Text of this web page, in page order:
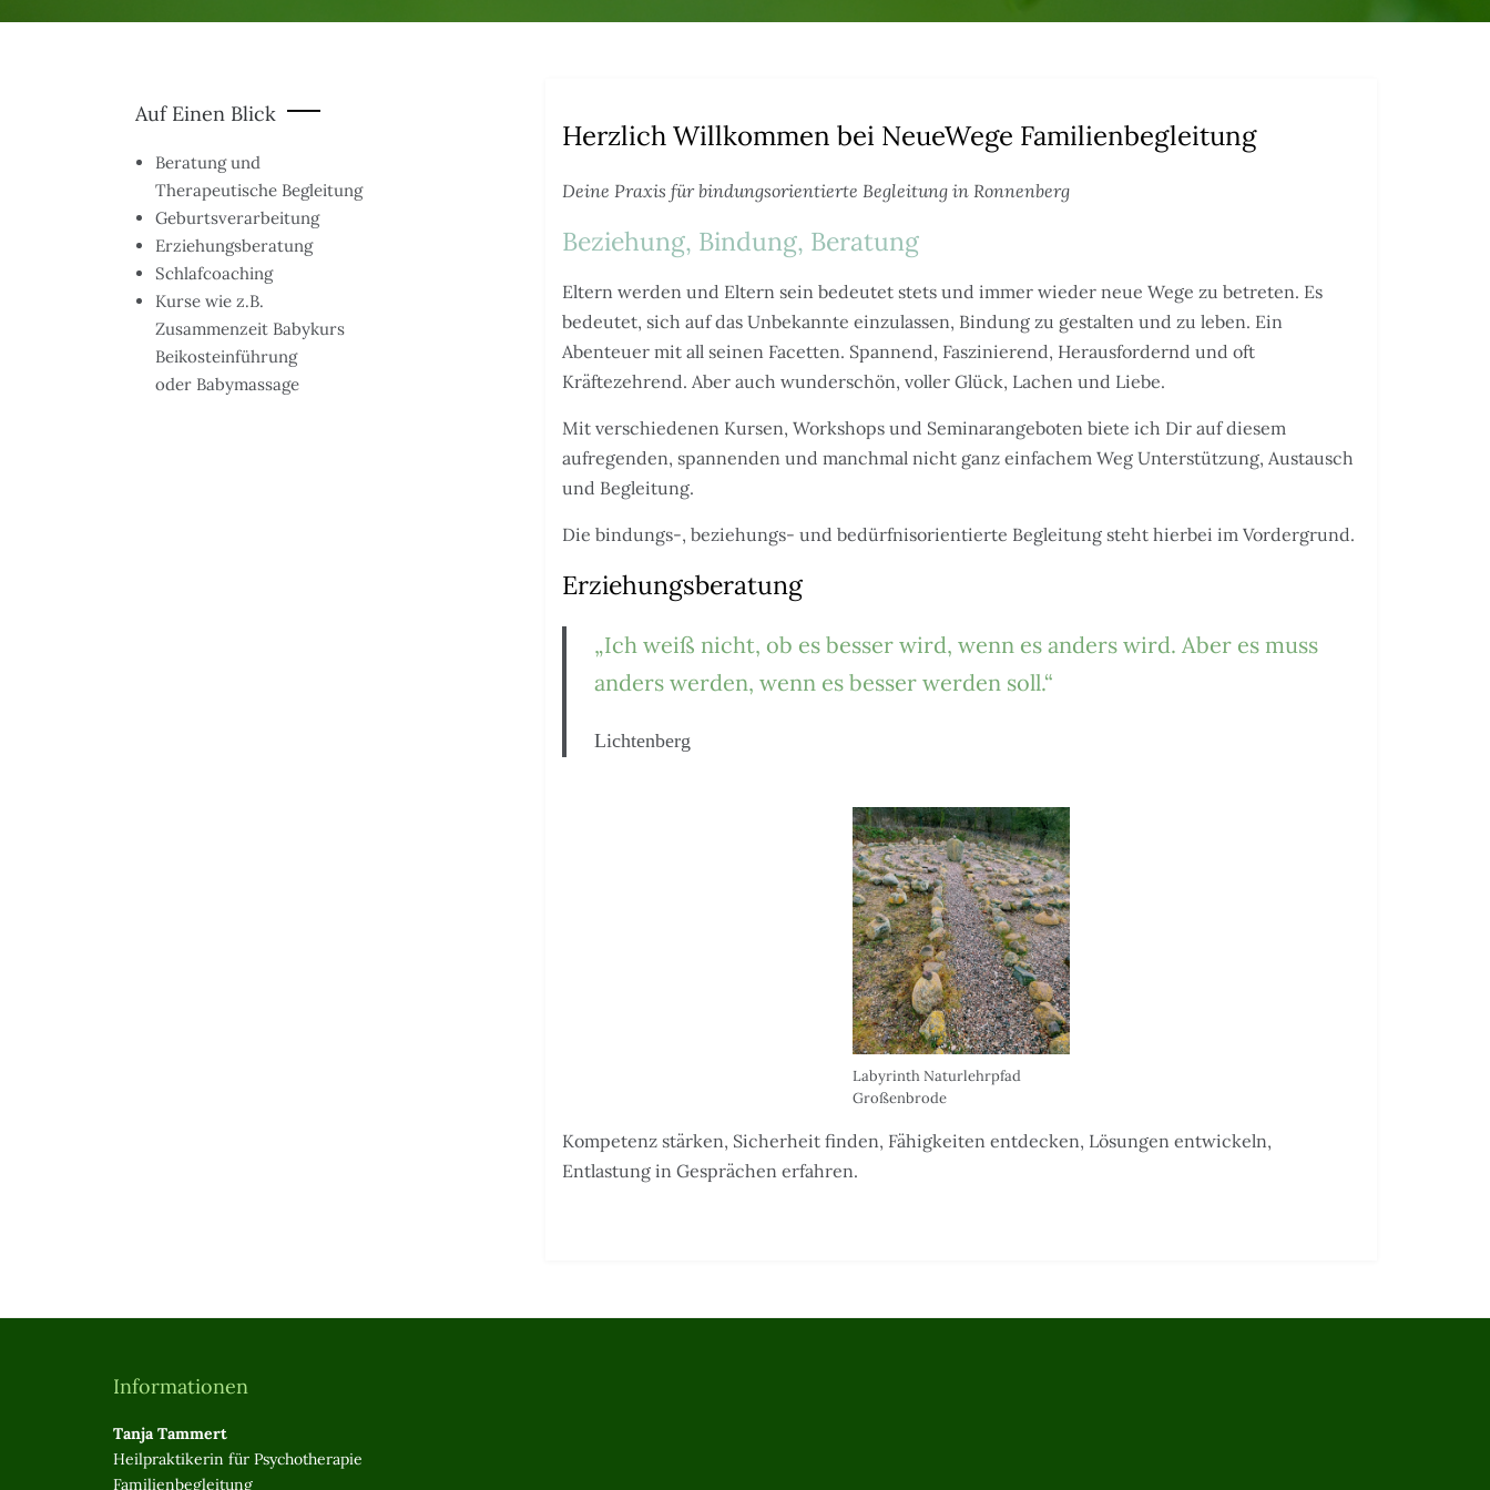
Herzlich Willkommen bei NeueWege Familienbegleitung
Deine Praxis für bindungsorientierte Begleitung in Ronnenberg
Beziehung, Bindung, Beratung
Eltern werden und Eltern sein bedeutet stets und immer wieder neue Wege zu betreten. Es
bedeutet, sich auf das Unbekannte einzulassen, Bindung zu gestalten und zu leben. Ein
Abenteuer mit all seinen Facetten. Spannend, Faszinierend, Herausfordernd und oft
Kräftezehrend. Aber auch wunderschön, voller Glück, Lachen und Liebe.
Mit verschiedenen Kursen, Workshops und Seminarangeboten biete ich Dir auf diesem
aufregenden, spannenden und manchmal nicht ganz einfachem Weg Unterstützung, Austausch
und Begleitung.
Die bindungs-, beziehungs- und bedürfnisorientierte Begleitung steht hierbei im Vordergrund.
Erziehungsberatung
„Ich weiß nicht, ob es besser wird, wenn es anders wird. Aber es muss
anders werden, wenn es besser werden soll.“
Lichtenberg
Labyrinth Naturlehrpfad
Großenbrode
Kompetenz stärken, Sicherheit finden, Fähigkeiten entdecken, Lösungen entwickeln,
Entlastung in Gesprächen erfahren.
Auf Einen Blick
Beratung und
Therapeutische Begleitung
Geburtsverarbeitung
Erziehungsberatung
Schlafcoaching
Kurse wie z.B.
Zusammenzeit Babykurs
Beikosteinführung
oder Babymassage
Informationen
Tanja Tammert
Heilpraktikerin für Psychotherapie
Familienbegleitung